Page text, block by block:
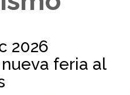
2026
feria al